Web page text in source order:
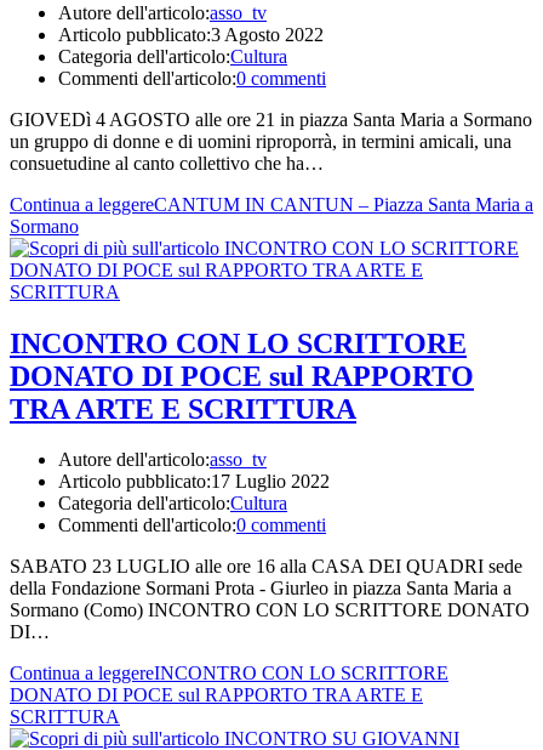
Autore dell'articolo:asso_tv
Articolo pubblicato:3 Agosto 2022
Categoria dell'articolo:Cultura
Commenti dell'articolo:0 commenti
GIOVEDì 4 AGOSTO alle ore 21 in piazza Santa Maria a Sormano
un gruppo di donne e di uomini riproporrà, in termini amicali, una
consuetudine al canto collettivo che ha…
Continua a leggereCANTUM IN CANTUN – Piazza Santa Maria a
Sormano
INCONTRO CON LO SCRITTORE
DONATO DI POCE sul RAPPORTO
TRA ARTE E SCRITTURA
Autore dell'articolo:asso_tv
Articolo pubblicato:17 Luglio 2022
Categoria dell'articolo:Cultura
Commenti dell'articolo:0 commenti
SABATO 23 LUGLIO alle ore 16 alla CASA DEI QUADRI sede
della Fondazione Sormani Prota - Giurleo in piazza Santa Maria a
Sormano (Como) INCONTRO CON LO SCRITTORE DONATO
DI…
Continua a leggereINCONTRO CON LO SCRITTORE
DONATO DI POCE sul RAPPORTO TRA ARTE E
SCRITTURA